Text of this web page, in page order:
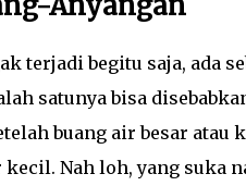
terjadi begitu saja, ada
satunya bisa
buang air besar atau
Nah loh, yang suka